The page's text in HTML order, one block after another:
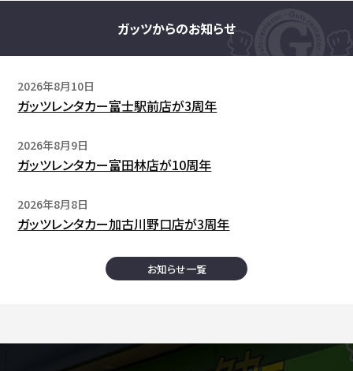
ガッツからのお知らせ
2026年8月10日
ガッツレンタカー富士駅前店が3周年
2026年8月9日
ガッツレンタカー富田林店が10周年
2026年8月8日
ガッツレンタカー加古川野口店が3周年
お知らせ一覧